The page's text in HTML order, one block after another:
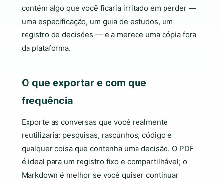
contém algo que você ficaria irritado em perder —
uma especificação, um guia de estudos, um
registro de decisões — ela merece uma cópia fora
da plataforma.
O que exportar e com que
frequência
Exporte as conversas que você realmente
reutilizaria: pesquisas, rascunhos, código e
qualquer coisa que contenha uma decisão. O PDF
é ideal para um registro fixo e compartilhável; o
Markdown é melhor se você quiser continuar